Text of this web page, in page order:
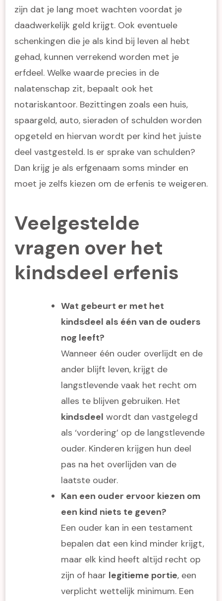
zijn dat je lang moet wachten voordat je
daadwerkelijk geld krijgt. Ook eventuele
schenkingen die je als kind bij leven al hebt
gehad, kunnen verrekend worden met je
erfdeel. Welke waarde precies in de
nalatenschap zit, bepaalt ook het
notariskantoor. Bezittingen zoals een huis,
spaargeld, auto, sieraden of schulden worden
opgeteld en hiervan wordt per kind het juiste
deel vastgesteld. Is er sprake van schulden?
Dan krijg je als erfgenaam soms minder en
moet je zelfs kiezen om de erfenis te weigeren.
Veelgestelde
vragen over het
kindsdeel erfenis
Wat gebeurt er met het
kindsdeel als één van de ouders
nog leeft?
Wanneer één ouder overlijdt en de
ander blijft leven, krijgt de
langstlevende vaak het recht om
alles te blijven gebruiken. Het
kindsdeel wordt dan vastgelegd
als ‘vordering’ op de langstlevende
ouder. Kinderen krijgen hun deel
pas na het overlijden van de
laatste ouder.
Kan een ouder ervoor kiezen om
een kind niets te geven?
Een ouder kan in een testament
bepalen dat een kind minder krijgt,
maar elk kind heeft altijd recht op
zijn of haar legitieme portie, een
verplicht wettelijk minimum. Een